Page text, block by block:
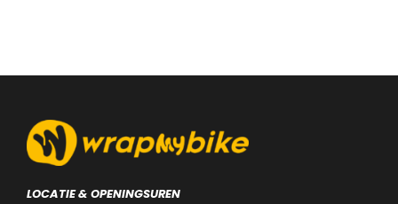
LOCATIE & OPENINGSUREN